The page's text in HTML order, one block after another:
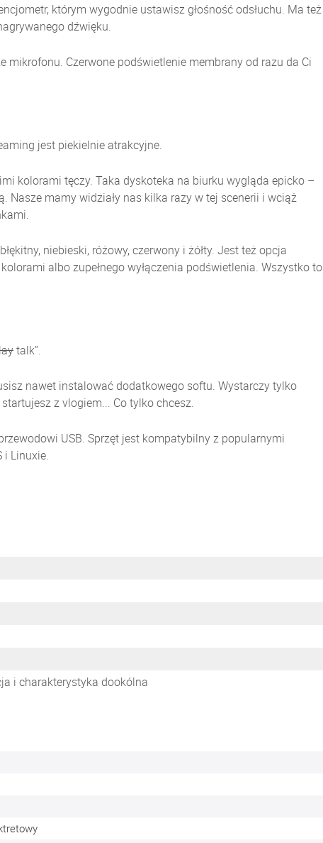
którym wygodnie ustawisz głośność odsłuchu. Ma też
dźwięku.
Czerwone podświetlenie membrany od razu da Ci
jest piekielnie atrakcyjne.
kolorami tęczy. Taka dyskoteka na biurku wygląda epicko –
Nasze mamy widziały nas kilka razy w tej scenerii i wciąż
niebieski, różowy, czerwony i żółty. Jest też opcja
albo zupełnego wyłączenia podświetlenia. Wszystko to
talk”.
nawet instalować dodatkowego softu. Wystarczy tylko
z vlogiem... Co tylko chcesz.
USB. Sprzęt jest kompatybilny z popularnymi
i Linuxie.
i charakterystyka dookólna